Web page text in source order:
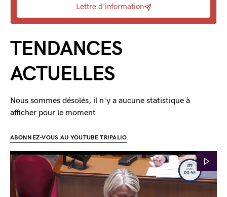
Lettre d'information
TENDANCES
ACTUELLES
Nous sommes désolés, il n'y a aucune statistique à
afficher pour le moment
ABONNEZ-VOUS AU YOUTUBE TRIPALIO